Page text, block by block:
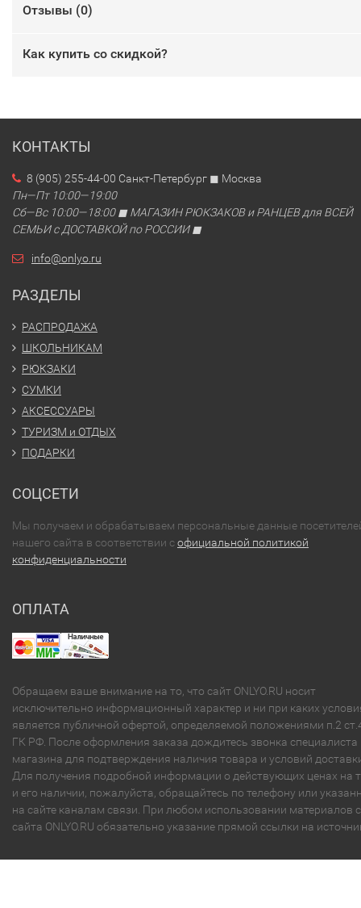
Отзывы (0)
Как купить со скидкой?
КОНТАКТЫ
8 (905) 255-44-00 Санкт-Петербург ◼ Москва
Пн—Пт 10:00—19:00
Сб—Вс 10:00—18:00 ◼ МАГАЗИН РЮКЗАКОВ и РАНЦЕВ для ВСЕЙ
СЕМЬИ с ДОСТАВКОЙ по РОССИИ ◼
info@onlyo.ru
РАЗДЕЛЫ
РАСПРОДАЖА
ШКОЛЬНИКАМ
РЮКЗАКИ
СУМКИ
АКСЕССУАРЫ
ТУРИЗМ и ОТДЫХ
ПОДАРКИ
СОЦСЕТИ
Мы получаем и обрабатываем персональные данные
нашего сайта в соответствии софициальной политикой
конфиденциальности
ОПЛАТА
Обращаем ваше внимание на то, что сайт ONLYO.RU носит
исключительно информационный характер и ни при каких
является публичной офертой, определяемой положениями п.2
ГК РФ. После оформления заказа дождитесь звонка специалиста
магазина для подтверждения наличия товара и условий
Для получения подробной информации о действующих ценах на
и его наличии, пожалуйста, обращайтесь по телефону или
на сайте каналам связи. При любом использовании материалов с
сайта ONLYO.RU обязательно указание прямой ссылки на